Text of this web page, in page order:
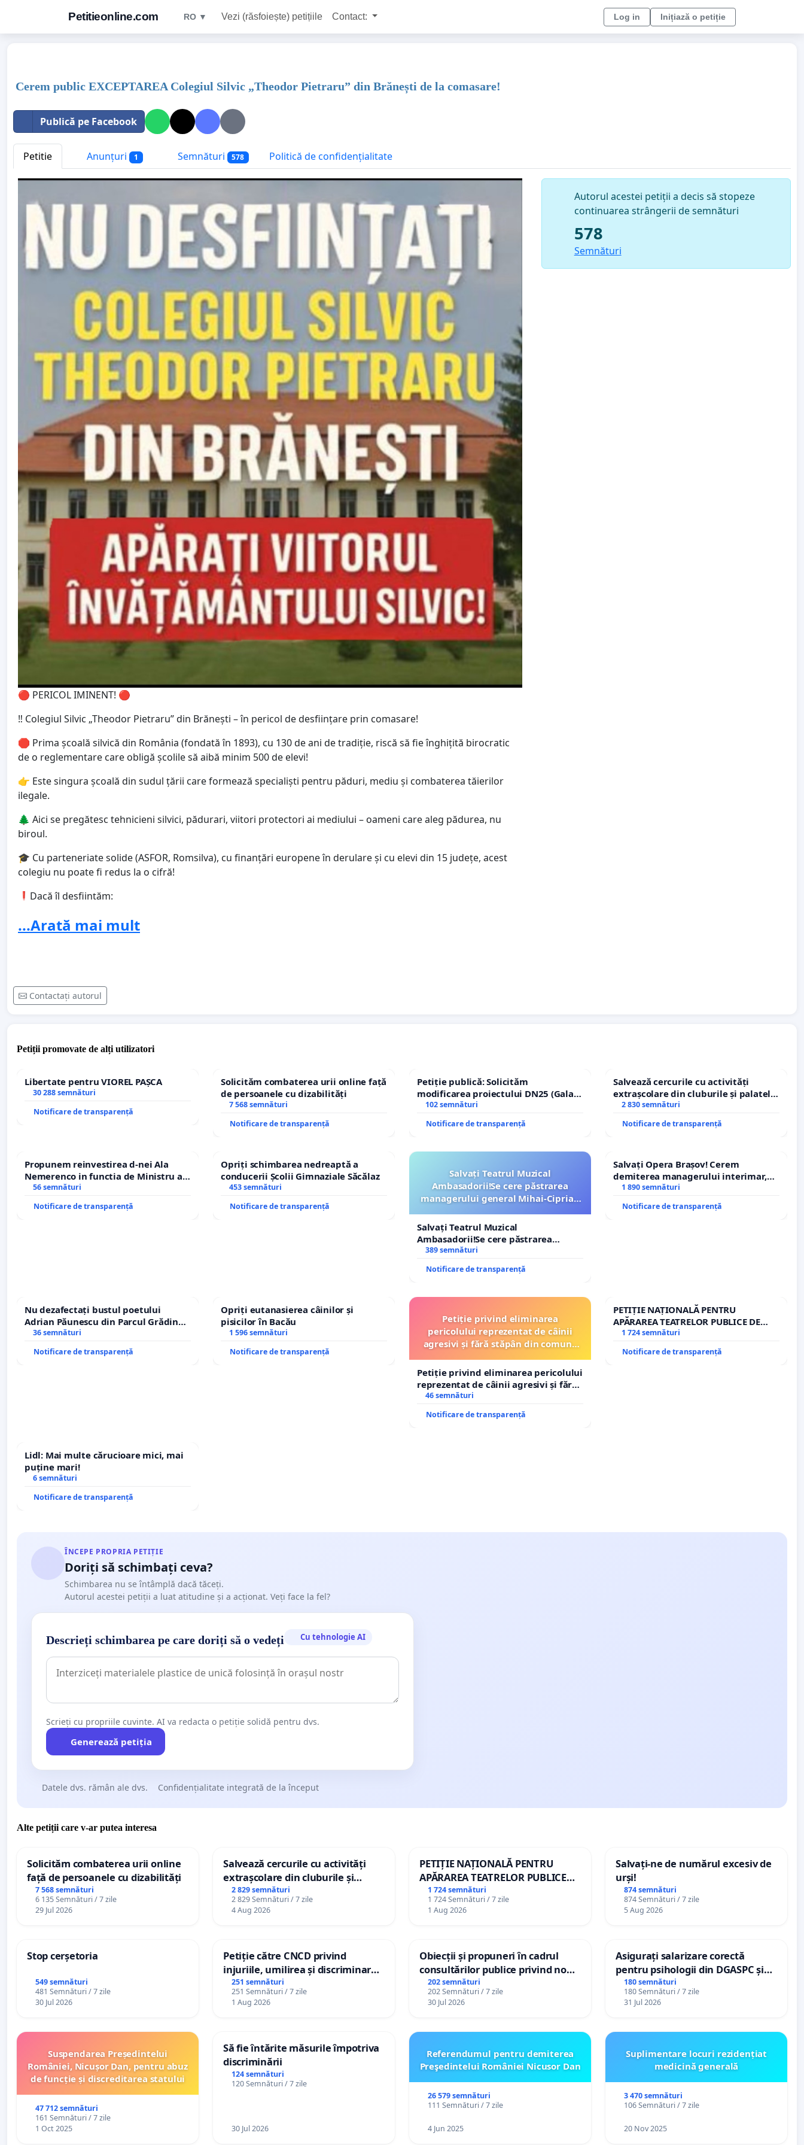
Petitieonline.com RO ▼ Vezi (răsfoiește) petițiile Contact: Log in Inițiază o petiție
Cerem public EXCEPTAREA Colegiul Silvic „Theodor Pietraru” din Brănești de la comasare!
Publică pe Facebook
Petitie Anunțuri 1 Semnături 578 Politică de confidențialitate
🔴 PERICOL IMINENT! 🔴
‼️ Colegiul Silvic „Theodor Pietraru” din Brănești – în pericol de desființare prin comasare!
🛑 Prima școală silvică din România (fondată în 1893), cu 130 de ani de tradiție, riscă să fie înghițită birocratic
de o reglementare care obligă școlile să aibă minim 500 de elevi!
👉 Este singura școală din sudul țării care formează specialiști pentru păduri, mediu și combaterea tăierilor
ilegale.
🌲 Aici se pregătesc tehnicieni silvici, pădurari, viitori protectori ai mediului – oameni care aleg pădurea, nu
biroul.
🎓 Cu parteneriate solide (ASFOR, Romsilva), cu finanțări europene în derulare și cu elevi din 15 județe, acest
colegiu nu poate fi redus la o cifră!
❗️Dacă îl desființăm:
Pierdem o instituție unică în Muntenia.
📢 Cerem public: EXCEPTAREA acestui colegiu de la comasare!
#NuDesființațiPietraru
#EducațieSilvică
#ViitorFărăTăieri
#RespectPădurii
...Arată mai mult
Contactați autorul
Autorul acestei petiții a decis să stopeze
continuarea strângerii de semnături
578
Semnături
Petiții promovate de alți utilizatori
Libertate pentru VIOREL PAȘCA
30 288 semnături
Notificare de transparență
Solicităm combaterea urii online față
de persoanele cu dizabilități
7 568 semnături
Notificare de transparență
Petiție publică: Solicităm
modificarea proiectului DN25 (Galați
– Hanu Conachi) prin devierea
102 semnături
Notificare de transparență
Salvează cercurile cu activități
extrașcolare din cluburile și palatele
copiilor
2 830 semnături
Notificare de transparență
Propunem reinvestirea d-nei Ala
Nemerenco in functia de Ministru al
Sanatatii
56 semnături
Notificare de transparență
Opriți schimbarea nedreaptă a
conducerii Școlii Gimnaziale Săcălaz
453 semnături
Notificare de transparență
Salvați Teatrul Muzical
Ambasadorii!Se cere păstrarea
managerului general Mihai-Ciprian
Salvați Teatrul Muzical
Ambasadorii!Se cere păstrarea
managerului general Mihai-Ciprian
389 semnături
Notificare de transparență
Salvați Opera Brașov! Cerem
demiterea managerului interimar,
Petrean Lucian-Marius!
1 890 semnături
Notificare de transparență
Nu dezafectați bustul poetului
Adrian Păunescu din Parcul Grădina
Icoanei! Stop cenzurii culturale!
36 semnături
Notificare de transparență
Opriți eutanasierea câinilor și
pisicilor în Bacău
1 596 semnături
Notificare de transparență
Petiție privind eliminarea
pericolului reprezentat de câinii
agresivi și fără stăpân din comuna
Petiție privind eliminarea pericolului
reprezentat de câinii agresivi și fără
stăpân din comuna Tunari
46 semnături
Notificare de transparență
PETIȚIE NAȚIONALĂ PENTRU
APĂRAREA TEATRELOR PUBLICE DE
REPERTORIU DIN ROMÂNIA
1 724 semnături
Notificare de transparență
Lidl: Mai multe cărucioare mici, mai
puține mari!
6 semnături
Notificare de transparență
ÎNCEPE PROPRIA PETIȚIE
Doriți să schimbați ceva?
Schimbarea nu se întâmplă dacă tăceți.
Autorul acestei petiții a luat atitudine și a acționat. Veți face la fel?
Descrieți schimbarea pe care doriți să o vedeți Cu tehnologie AI
Scrieți cu propriile cuvinte. AI va redacta o petiție solidă pentru dvs.
Generează petiția
Datele dvs. rămân ale dvs. Confidențialitate integrată de la început
Alte petiții care v-ar putea interesa
Solicităm combaterea urii online
față de persoanele cu dizabilități
7 568 semnături
6 135 Semnături / 7 zile
29 Jul 2026
Salvează cercurile cu activități
extrașcolare din cluburile și
palatele copiilor
2 829 semnături
2 829 Semnături / 7 zile
4 Aug 2026
PETIȚIE NAȚIONALĂ PENTRU
APĂRAREA TEATRELOR PUBLICE
DE REPERTORIU DIN ROMÂNIA
1 724 semnături
1 724 Semnături / 7 zile
1 Aug 2026
Salvați-ne de numărul excesiv de
urși!
874 semnături
874 Semnături / 7 zile
5 Aug 2026
Stop cerșetoria
549 semnături
481 Semnături / 7 zile
30 Jul 2026
Petiție către CNCD privind
injuriile, umilirea și discriminarea
persoanelor cu dizabilități de
către utilizatorul TikTok „Gorici”
251 semnături
251 Semnături / 7 zile
1 Aug 2026
Obiecții și propuneri în cadrul
consultărilor publice privind noul
Plan Urbanistic General (PUG)
Ialoveni
202 semnături
202 Semnături / 7 zile
30 Jul 2026
Asigurați salarizare corectă
pentru psihologii din DGASPC și
spitale
180 semnături
180 Semnături / 7 zile
31 Jul 2026
Suspendarea Președintelui
României, Nicușor Dan, pentru abuz
de funcție și discreditarea statului
47 712 semnături
161 Semnături / 7 zile
1 Oct 2025
Să fie întărite măsurile împotriva
discriminării
124 semnături
120 Semnături / 7 zile
30 Jul 2026
Referendumul pentru demiterea
Preşedintelui României Nicusor Dan
26 579 semnături
111 Semnături / 7 zile
4 Jun 2025
Suplimentare locuri rezidențiat
medicină generală
3 470 semnături
106 Semnături / 7 zile
20 Nov 2025